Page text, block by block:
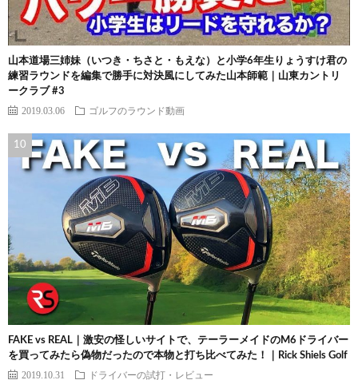
山本道場三姉妹（いつき・ちさと・もえな）と小学6年生りょうすけ君の
練習ラウンドを編集で勝手に対決風にしてみた山本師範｜山東カントリ
ークラブ #3
2019.03.06 ゴルフのラウンド動画
FAKE vs REAL｜激安の怪しいサイトで、テーラーメイドのM6ドライバー
を買ってみたら偽物だったので本物と打ち比べてみた！｜Rick Shiels Golf
2019.10.31 ドライバーの試打・レビュー